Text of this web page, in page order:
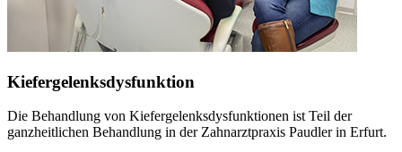
Kiefergelenksdysfunktion
Die Behandlung von Kiefergelenksdysfunktionen ist Teil der
ganzheitlichen Behandlung in der Zahnarztpraxis Paudler in Erfurt.